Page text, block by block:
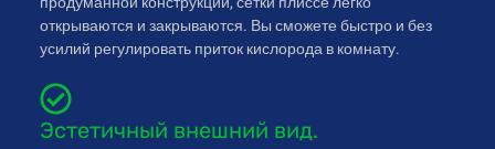
открываются и закрываются. Вы сможете быстро и без
усилий регулировать приток кислорода в комнату.
Эстетичный внешний вид.